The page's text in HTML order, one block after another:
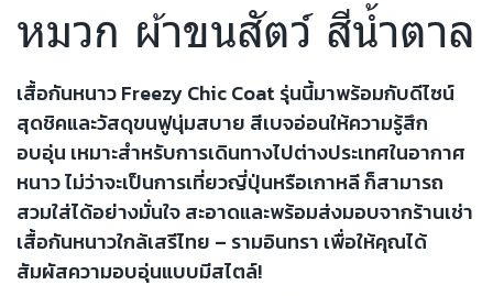
หมวก ผ้าขนสัตว์ สีน้ำตาล
เสื้อกันหนาว Freezy Chic Coat รุ่นนี้มาพร้อมกับดีไซน์
สุดชิคและวัสดุขนฟูนุ่มสบาย สีเบจอ่อนให้ความรู้สึก
อบอุ่น เหมาะสำหรับการเดินทางไปต่างประเทศในอากาศ
หนาว ไม่ว่าจะเป็นการเที่ยวญี่ปุ่นหรือเกาหลี ก็สามารถ
สวมใส่ได้อย่างมั่นใจ สะอาดและพร้อมส่งมอบจากร้านเช่า
เสื้อกันหนาวใกล้เสรีไทย – รามอินทรา เพื่อให้คุณได้
สัมผัสความอบอุ่นแบบมีสไตล์!